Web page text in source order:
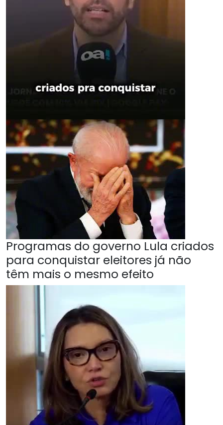
Programas do governo Lula criados
para conquistar eleitores já não
têm mais o mesmo efeito